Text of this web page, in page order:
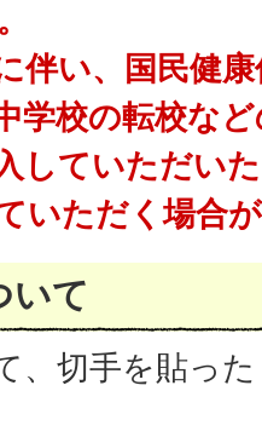
伴い、国民健
学校の転校な
していただい
いただく場合
いて
、切手を貼っ